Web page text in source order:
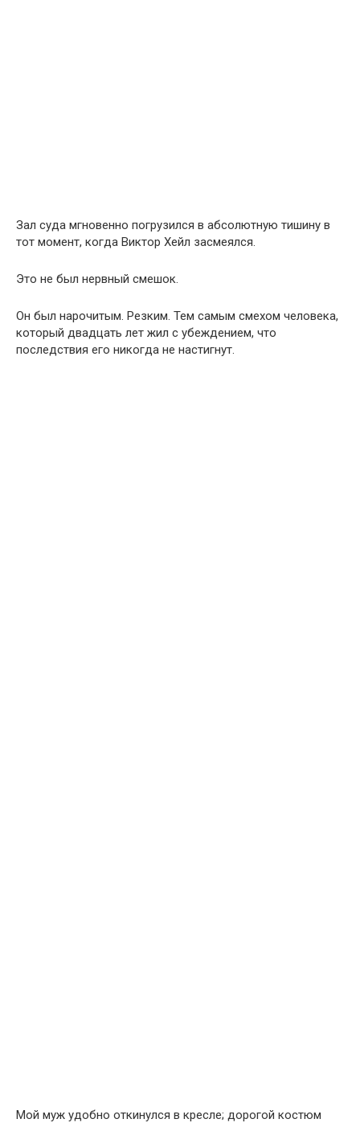
Зал суда мгновенно погрузился в абсолютную тишину в
тот момент, когда Виктор Хейл засмеялся.
Это не был нервный смешок.
Он был нарочитым. Резким. Тем самым смехом человека,
который двадцать лет жил с убеждением, что
последствия его никогда не настигнут.
Мой муж удобно откинулся в кресле; дорогой костюм